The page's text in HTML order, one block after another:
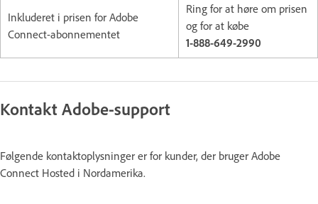
Inkluderet i prisen for Adobe
Connect-abonnementet
Ring for at høre om prisen
og for at købe
1-888-649-2990
Kontakt Adobe-support
Følgende kontaktoplysninger er for kunder, der bruger Adobe
Connect Hosted i Nordamerika.